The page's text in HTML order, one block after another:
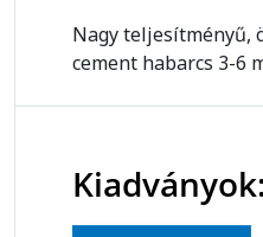
Nagy
cement habarcs 3-6
Kiadványok: